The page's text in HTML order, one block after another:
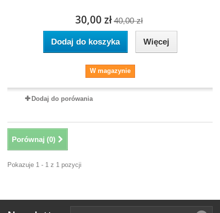
30,00 zł 40,00 zł
Dodaj do koszyka Więcej
W magazynie
Dodaj do porówania
Porównaj (0)
Pokazuje 1 - 1 z 1 pozycji